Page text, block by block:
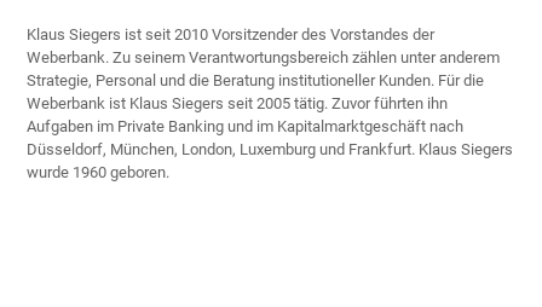
Klaus Siegers ist seit 2010 Vorsitzender des Vorstandes der
Weberbank. Zu seinem Verantwortungsbereich zählen unter anderem
Strategie, Personal und die Beratung institutioneller Kunden. Für die
Weberbank ist Klaus Siegers seit 2005 tätig. Zuvor führten ihn
Aufgaben im Private Banking und im Kapitalmarktgeschäft nach
Düsseldorf, München, London, Luxemburg und Frankfurt. Klaus Siegers
wurde 1960 geboren.